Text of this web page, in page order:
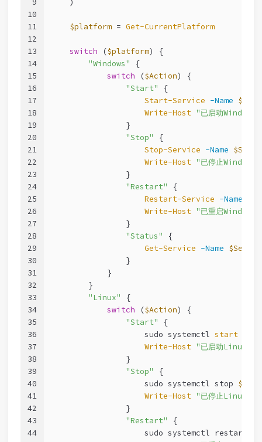
10
11
12
13
14
15
16
17
18
19
20
21
22
23
24
25
26
27
28
29
30
31
32
33
34
35
36
37
38
39
40
41
42
43
44
$platform = Get-CurrentPlatform
switch ($platform) {
"Windows" {
switch ($Action) {
"Start" {
Start-Service -Name
Write-Host "已启动Windows
                }
"Stop" {
Stop-Service -Name
Write-Host "已停止Windows
                }
"Restart" {
Restart-Service -Name
Write-Host "已重启Windows
                }
"Status" {
Get-Service -Name
                }
            }
        }
"Linux" {
switch ($Action) {
"Start" {
                    sudo systemctl
start
Write-Host "已启动Linux服
                }
"Stop" {
                    sudo systemctl stop
Write-Host "已停止Linux服
                }
"Restart" {
                    sudo systemctl restart